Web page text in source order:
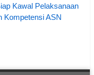
Kawal Pelaksanaan
Kompetensi ASN